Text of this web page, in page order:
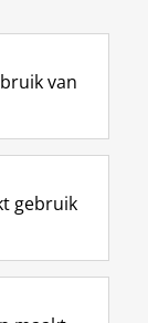
uw kind!
Y
o
T
e
van
gebruik